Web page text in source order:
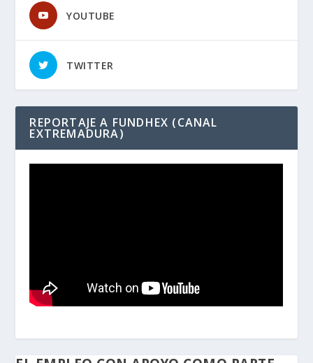
YOUTUBE
TWITTER
REPORTAJE A FUNDHEX (CANAL
EXTREMADURA)